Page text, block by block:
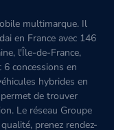
multimarque. Il
en France avec 146
l'Île-de-France,
concessions en
hybrides en
de trouver
Le réseau Groupe
prenez rendez-